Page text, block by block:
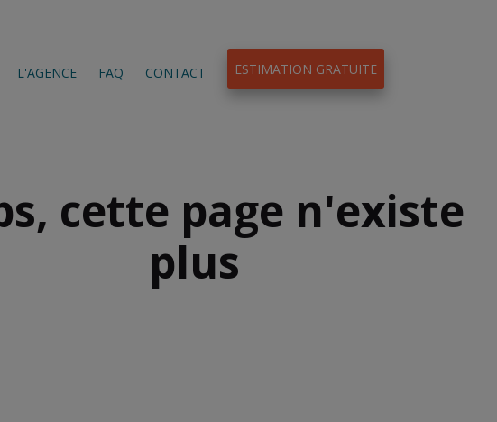
L'AGENCE FAQ CONTACT ESTIMATION GRATUITE
cette page n'existe
plus